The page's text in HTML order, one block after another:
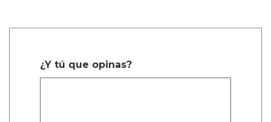
¿Y tú que opinas?